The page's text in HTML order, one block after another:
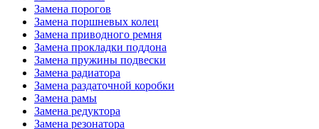
Замена порогов
Замена поршневых колец
Замена приводного ремня
Замена прокладки поддона
Замена пружины подвески
Замена радиатора
Замена раздаточной коробки
Замена рамы
Замена редуктора
Замена резонатора